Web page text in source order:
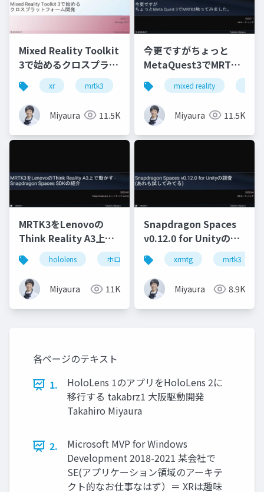
Mixed Reality Toolkit
3で始めるクロスプラッ
トフォーム開発
xr mrtk3 metaquest3 snapdragonspaces
Miyaura 11.5K
今更ですがちょっと
MetaQuest3でMRTK3
触ってみました
mixed reality
Miyaura 11.5K
MRTK3をLenovoの
Think Reality A3上で
動かす - Snapdragon
Spaces SDKの紹介
hololens ホロマジ snapdragonspaces
Miyaura 11K
Snapdragon Spaces
v0.12.0 for Unityの調
査(あれも試してみて
る)
xrmtg mrtk3
Miyaura 8.9K
各ページのテキスト
1.
HoloLens 1のアプリをHoloLens 2に
移行する takabrz1 大阪駆動開発
Takahiro Miyaura
2.
Microsoft MVP for Windows
Development 2018-2021 某会社で
SE(アプリケーション領域のアーキテ
クト的なお仕事なはず）＝ XRは趣味